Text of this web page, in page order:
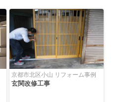
京都市北区小山 リフォーム事例
玄関改修工事